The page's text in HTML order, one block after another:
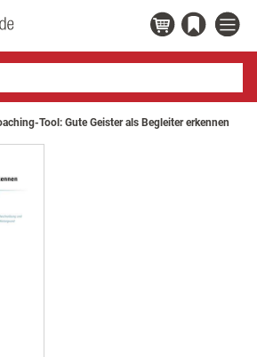
Tool: Gute Geister als Begleiter erkennen